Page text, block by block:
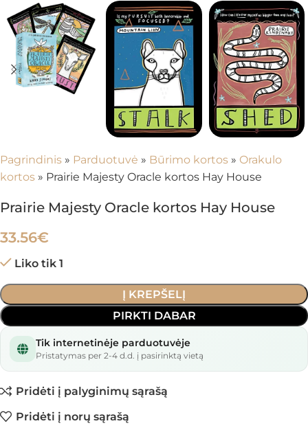
Pagrindinis » Parduotuvė » Būrimo kortos » Orakulo
kortos » Prairie Majesty Oracle kortos Hay House
Prairie Majesty Oracle kortos Hay House
33.56€
Liko tik 1
Į KREPŠELĮ
PIRKTI DABAR
Tik internetinėje parduotuvėje
Pristatymas per 2-4 d.d. į pasirinktą vietą
Pridėti į palyginimų sąrašą
Pridėti į norų sąrašą